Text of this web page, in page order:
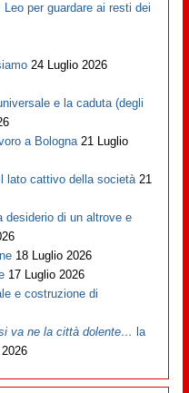
Leo per guardare ai resti dei
24 Luglio 2026
e la caduta (degli
a Bologna 21 Luglio
lato cattivo della società 21
desiderio di un altrove e
18 Luglio 2026
17 Luglio 2026
e costruzione di
va ne la città dolente… la